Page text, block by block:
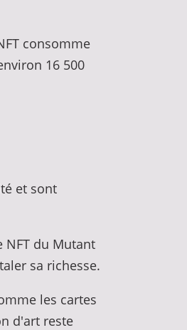
consomme
16 500
et sont
NFT du Mutant
sa richesse.
les cartes
d'art reste